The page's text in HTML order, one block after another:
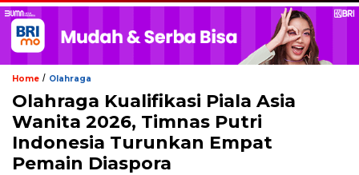
Home / Olahraga
Olahraga Kualifikasi Piala Asia
Wanita 2026, Timnas Putri
Indonesia Turunkan Empat
Pemain Diaspora